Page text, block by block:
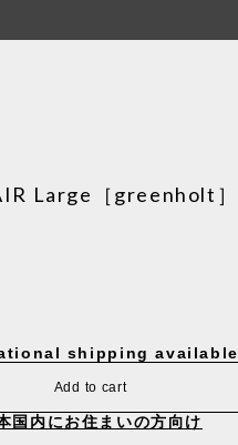
Large［greenholt］
shipping available
Add to cart
国内にお住まいの方向け